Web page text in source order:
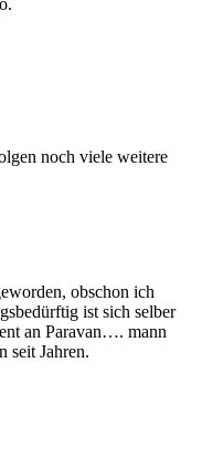
noch viele weitere
obschon ich
ist sich selber
an Paravan…. mann
seit Jahren.